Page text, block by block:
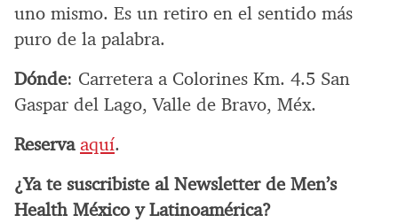
uno mismo. Es un retiro en el sentido más
puro de la palabra.
Dónde: Carretera a Colorines Km. 4.5 San
Gaspar del Lago, Valle de Bravo, Méx.
Reserva aquí.
¿Ya te suscribiste al Newsletter de Men’s
Health México y Latinoamérica?